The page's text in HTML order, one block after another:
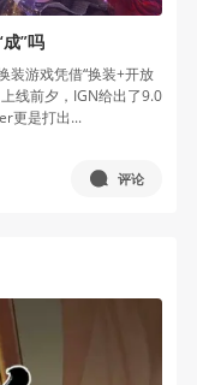
”吗
装游戏凭借“换装+开放
线前夕，IGN给出了9.0
更是打出...
评论